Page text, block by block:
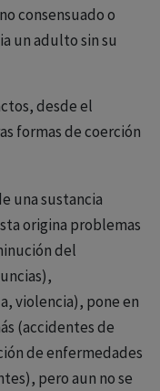
consensuado o
un adulto sin su
desde el
formas de coerción
actos sexuales,
y
incluyendo:
(TEPT)
pesadillas y
profunda,
una sustancia
origina problemas
del
violencia), pone en
(accidentes de
de enfermedades
pero aun no se